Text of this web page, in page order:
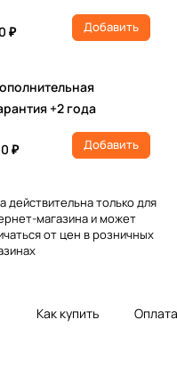
₽ Добавить
+2 года
₽ Добавить
действительна только для
магазина и может
от цен в розничных
Как купить Оплата